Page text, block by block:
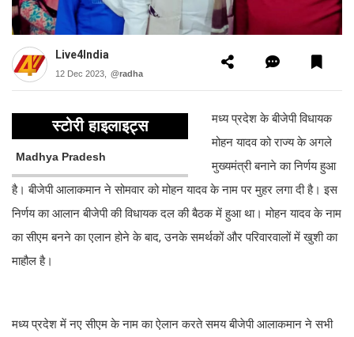
Live4India
12 Dec 2023, @radha
स्टोरी हाइलाइट्स
Madhya Pradesh
मध्य प्रदेश के बीजेपी विधायक
मोहन यादव को राज्य के अगले
मुख्यमंत्री बनाने का निर्णय हुआ
है। बीजेपी आलाकमान ने सोमवार को मोहन यादव के नाम पर मुहर लगा दी है। इस
निर्णय का आलान बीजेपी की विधायक दल की बैठक में हुआ था। मोहन यादव के नाम
का सीएम बनने का एलान होने के बाद, उनके समर्थकों और परिवारवालों में खुशी का
माहौल है।
मध्य प्रदेश में नए सीएम के नाम का ऐलान करते समय बीजेपी आलाकमान ने सभी